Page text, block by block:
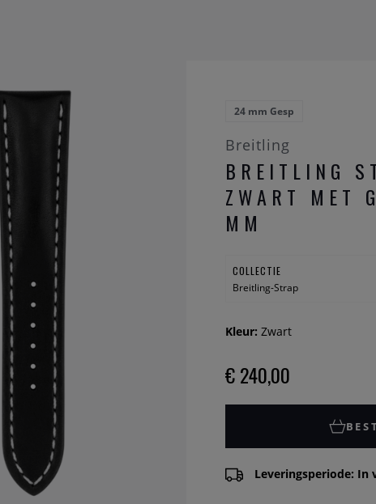
24 mm Gesp
Breitling
BREITLING
ZWART MET
MM
COLLECTIE
Breitling-Strap
Kleur: Zwart
€ 240,00
Leveringsperiode: In